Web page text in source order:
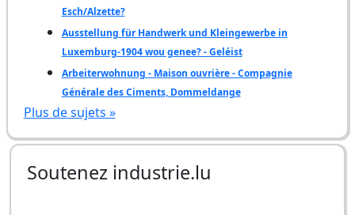
Esch/Alzette?
Ausstellung für Handwerk und Kleingewerbe in
Luxemburg-1904 wou genee? - Geléist
Arbeiterwohnung - Maison ouvrière - Compagnie
Générale des Ciments, Dommeldange
Plus de sujets »
Soutenez industrie.lu